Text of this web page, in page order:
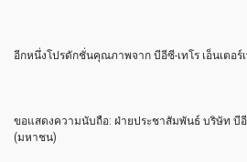
อีกหนึ่งโปรดักชั่นคุณภาพจาก บีอีซี-เทโร เอ็นเตอร์
ขอแสดงความนับถือ: ฝ่ายประชาสัมพันธ์ บริษัท บีอี
(มหาชน)